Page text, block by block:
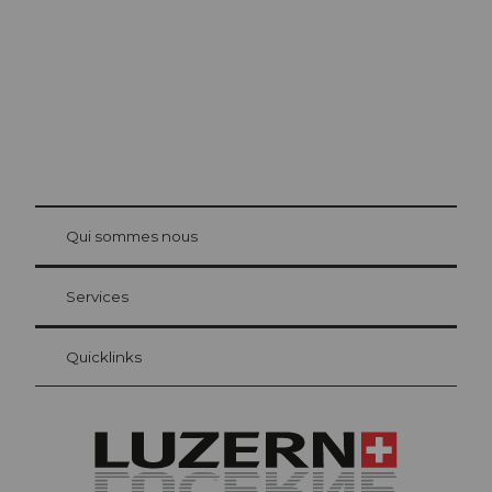
Carte d’hôte Lucerne
Vos avantages en tant qu'hôte pour la nuit
at Bre
Qui sommes nous
Services
Quicklinks